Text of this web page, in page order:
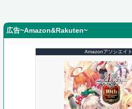
広告~Amazon&Rakuten~
Amazonアソシエイト